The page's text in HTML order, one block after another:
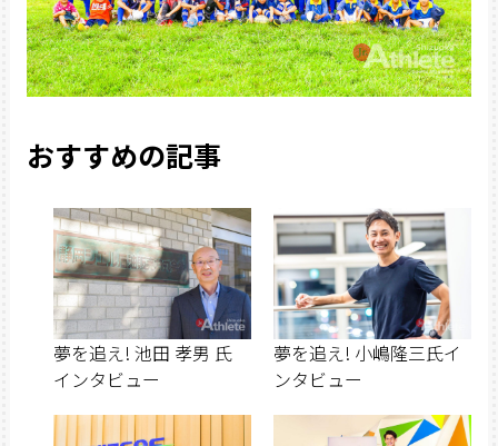
おすすめの記事
夢を追え! 池田 孝男 氏
インタビュー
夢を追え! 小嶋隆三氏イ
ンタビュー